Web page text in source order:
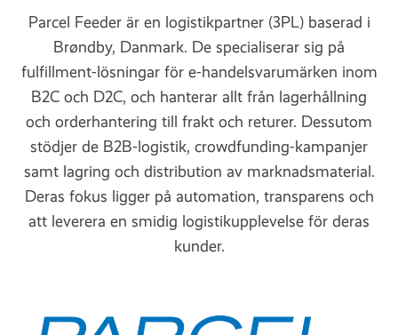
Parcel Feeder är en logistikpartner (3PL) baserad i
Brøndby, Danmark. De specialiserar sig på
fulfillment-lösningar för e-handelsvarumärken inom
B2C och D2C, och hanterar allt från lagerhållning
och orderhantering till frakt och returer. Dessutom
stödjer de B2B-logistik, crowdfunding-kampanjer
samt lagring och distribution av marknadsmaterial.
Deras fokus ligger på automation, transparens och
att leverera en smidig logistikupplevelse för deras
kunder.